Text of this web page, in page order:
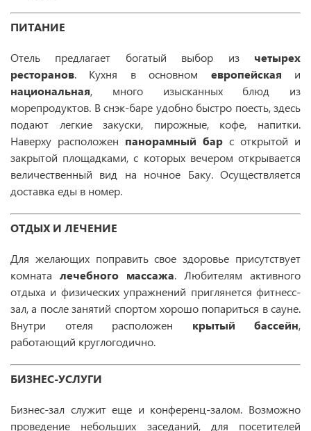
ПИТАНИЕ
Отель предлагает богатый выбор из четырех
ресторанов. Кухня в основном европейская и
национальная, много изысканных блюд из
морепродуктов. В снэк-баре удобно быстро поесть, здесь
подают легкие закуски, пирожные, кофе, напитки.
Наверху расположен панорамный бар с открытой и
закрытой площадками, с которых вечером открывается
величественный вид на ночное Баку. Осуществляется
доставка еды в номер.
ОТДЫХ И ЛЕЧЕНИЕ
Для желающих поправить свое здоровье присутствует
комната лечебного массажа. Любителям активного
отдыха и физических упражнений приглянется фитнесс-
зал, а после занятий спортом хорошо попариться в сауне.
Внутри отеля расположен крытый бассейн,
работающий круглогодично.
БИЗНЕС-УСЛУГИ
Бизнес-зал служит еще и конференц-залом. Возможно
проведение небольших заседаний, для посетителей